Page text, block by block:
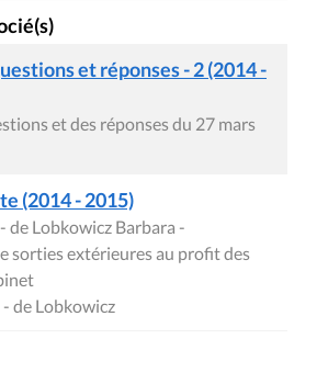
et réponses - 2 (2014 -
et des réponses du 27 mars
(2014 - 2015)
de Lobkowicz Barbara -
sorties extérieures au profit des
de Lobkowicz